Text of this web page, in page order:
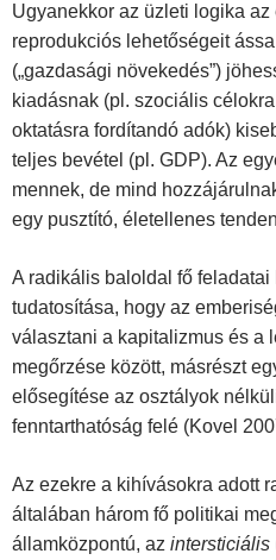
Ugyanekkor az üzleti logika
reprodukciós lehetőségeit
(„gazdasági növekedés”)
kiadásnak (pl. szociális
oktatásra fordítandó adók)
teljes bevétel (pl. GDP). Az
mennek, de mind
egy pusztító, életellenes
A radikális baloldal fő
tudatosítása, hogy az
választani a kapitalizmus és a
megőrzése között, másrészt
elősegítése az osztályok
fenntarthatóság felé (Kovel
Az ezekre a kihívásokra adott
általában három fő politikai
államközpontú, az intersticiális